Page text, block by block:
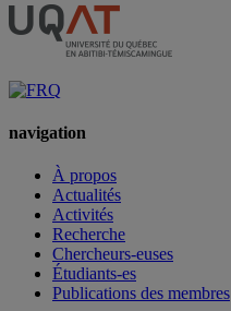
navigation
À propos
Actualités
Activités
Recherche
Chercheurs-euses
Étudiants-es
Publications des membres